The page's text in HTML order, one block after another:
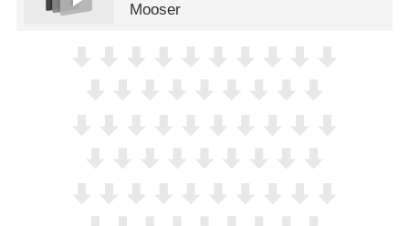
Mooser